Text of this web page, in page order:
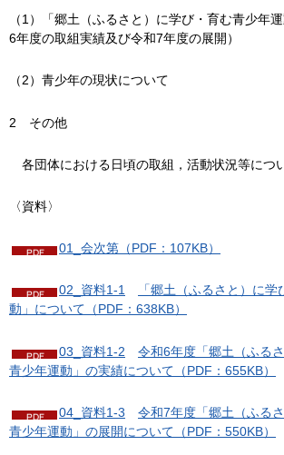
（1）「郷土（ふるさと）に学び・育む青少年
6年度の取組実績及び令和7年度の展開）
（2）青少年の現状について
2 その他
各団体における日頃の取組，活動状況等につ
〈資料〉
01_会次第（PDF：107KB）
02_資料1-1 「郷土 （ふるさと）に
動」について（PDF：638KB）
03_資料1-2 令和6年度「郷土（ふる
青少年運動」の実績について（PDF：655KB）
04_資料1-3 令和7年度「郷土（ふる
青少年運動」の展開について（PDF：550KB）